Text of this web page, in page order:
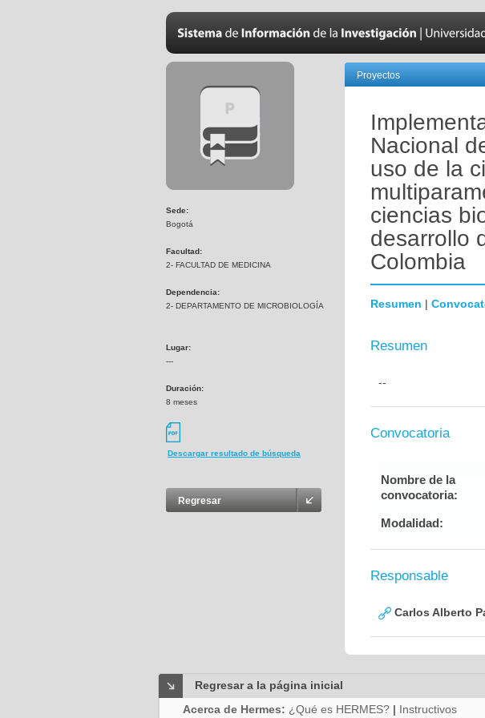
Sede:
Bogotá
Facultad:
2- FACULTAD DE MEDICINA
Dependencia:
2- DEPARTAMENTO DE MICROBIOLOGÍA
Lugar:
---
Duración:
8 meses
Descargar resultado de búsqueda
Regresar
Proyectos
Nacional
uso de la
ciencias
desarrollo
Colombia
Resumen |
Resumen
--
Convocatoria
Nombre de la
convocatoria:
Modalidad:
Responsable
Carlos Alberto
Regresar a la página inicial
Acerca de Hermes: ¿Qué es HERMES? | Instructivos